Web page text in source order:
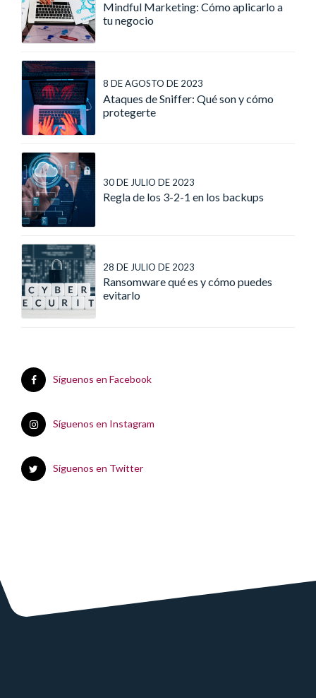
Mindful Marketing: Cómo aplicarlo a
tu negocio
8 DE AGOSTO DE 2023
Ataques de Sniffer: Qué son y cómo
protegerte
30 DE JULIO DE 2023
Regla de los 3-2-1 en los backups
28 DE JULIO DE 2023
Ransomware qué es y cómo puedes
evitarlo
Síguenos en Facebook
Síguenos en Instagram
Síguenos en Twitter